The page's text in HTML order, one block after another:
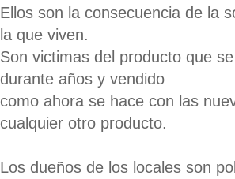
Ellos son la consecuencia de la
la que viven.
Son victimas del producto que
durante años y vendido
como ahora se hace con las
cualquier otro producto.
Los dueños de los locales son